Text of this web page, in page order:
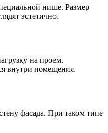
нише. Размер
эстетично.
на проем.
внутри помещения.
фасада. При таком типе